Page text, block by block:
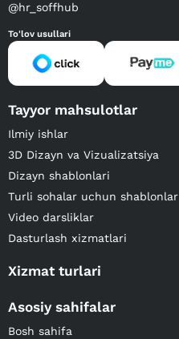
@hr_soffhub
To'lov usullari
Tayyor mahsulotlar
Ilmiy ishlar
3D Dizayn va Vizualizatsiya
Dizayn shablonlari
Turli sohalar uchun shablonlar
Video darsliklar
Dasturlash xizmatlari
Xizmat turlari
Asosiy sahifalar
Bosh sahifa